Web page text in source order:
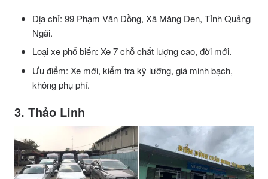
Địa chỉ: 99 Phạm Văn Đồng, Xã Măng Đen, Tỉnh Quảng
Ngãi.
Loại xe phổ biến: Xe 7 chỗ chất lượng cao, đời mới.
Ưu điểm: Xe mới, kiểm tra kỹ lưỡng, giá minh bạch,
không phụ phí.
3. Thảo Linh